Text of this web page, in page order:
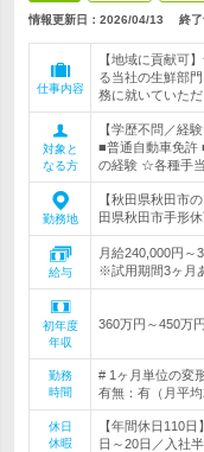
情報更新日：2026/04/13 終了
仕事内容
【地域に貢献可
る当社の生鮮部
務に就いていただ
対象と
なる方
【学歴不問／経
■普通自動車免許
の経験 ☆各種手
勤務地
【秋田県秋田市
田県秋田市手形
給与
月給240,000円
※試用期間3ヶ月
初年度
年収
360万円～450万円
勤務
時間
# 1ヶ月単位の変
有無：有（月平均
休日
休暇
【年間休日110
日～20日／入社